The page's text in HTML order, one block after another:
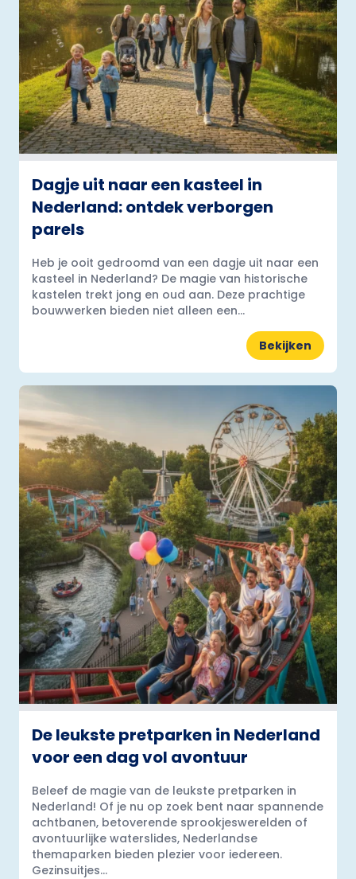
Dagje uit naar een kasteel in
Nederland: ontdek verborgen
parels
Heb je ooit gedroomd van een dagje uit naar een
kasteel in Nederland? De magie van historische
kastelen trekt jong en oud aan. Deze prachtige
bouwwerken bieden niet alleen een...
Bekijken
De leukste pretparken in Nederland
voor een dag vol avontuur
Beleef de magie van de leukste pretparken in
Nederland! Of je nu op zoek bent naar spannende
achtbanen, betoverende sprookjeswerelden of
avontuurlijke waterslides, Nederlandse
themaparken bieden plezier voor iedereen.
Gezinsuitjes...